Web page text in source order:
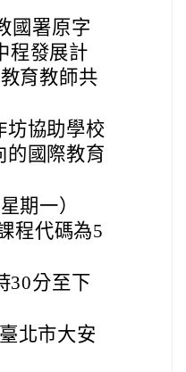
國署原字
程發展計
育教師共
坊協助學校
的國際教育
期一）
程代碼為5
30分至下
北市大安